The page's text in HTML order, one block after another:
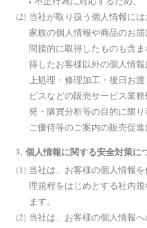
当社が取り扱う個人情報に
家族の個人情報や商品のお
間接的に取得したものも含
得したお客様以外の個人情
上処理・修理加工・後日お
ビスなどの販売サービス業
発・購買分析等の目的に限
ご優待等のご案内の販売促
3. 個人情報に関する安全対策に
当社は、お客様の個人情報
理規程をはじめとする社内
ます。
当社は、お客様の個人情報へ